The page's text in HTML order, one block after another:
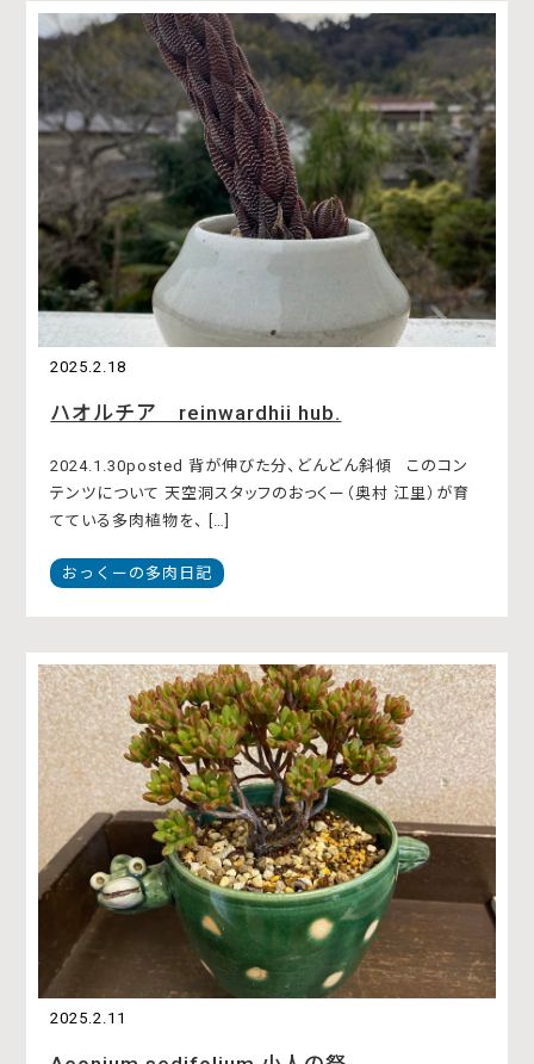
2025.2.18
ハオルチア reinwardhii hub.
2024.1.30posted 背が伸びた分、どんどん斜傾 このコン
テンツについて 天空洞スタッフのおっくー（奥村 江里）が育
てている多肉植物を、 […]
おっくーの多肉日記
2025.2.11